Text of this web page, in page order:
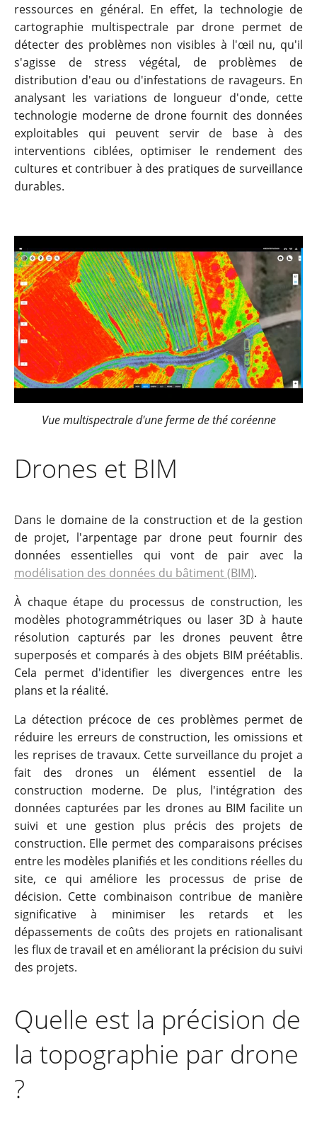
ressources en général. En effet, la technologie de
cartographie multispectrale par drone permet de
détecter des problèmes non visibles à l'œil nu, qu'il
s'agisse de stress végétal, de problèmes de
distribution d'eau ou d'infestations de ravageurs. En
analysant les variations de longueur d'onde, cette
technologie moderne de drone fournit des données
exploitables qui peuvent servir de base à des
interventions ciblées, optimiser le rendement des
cultures et contribuer à des pratiques de surveillance
durables.
Vue multispectrale d'une ferme de thé coréenne
Drones et BIM
Dans le domaine de la construction et de la gestion
de projet, l'arpentage par drone peut fournir des
données essentielles qui vont de pair avec la
modélisation des données du bâtiment (BIM).
À chaque étape du processus de construction, les
modèles photogrammétriques ou laser 3D à haute
résolution capturés par les drones peuvent être
superposés et comparés à des objets BIM préétablis.
Cela permet d'identifier les divergences entre les
plans et la réalité.
La détection précoce de ces problèmes permet de
réduire les erreurs de construction, les omissions et
les reprises de travaux. Cette surveillance du projet a
fait des drones un élément essentiel de la
construction moderne. De plus, l'intégration des
données capturées par les drones au BIM facilite un
suivi et une gestion plus précis des projets de
construction. Elle permet des comparaisons précises
entre les modèles planifiés et les conditions réelles du
site, ce qui améliore les processus de prise de
décision. Cette combinaison contribue de manière
significative à minimiser les retards et les
dépassements de coûts des projets en rationalisant
les flux de travail et en améliorant la précision du suivi
des projets.
Quelle est la précision de
la topographie par drone
?